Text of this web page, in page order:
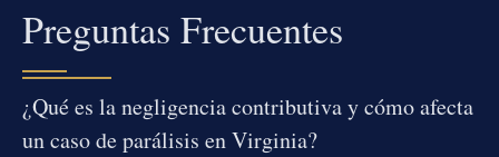
Preguntas Frecuentes
¿Qué es la negligencia contributiva y cómo afecta
un caso de parálisis en Virginia?